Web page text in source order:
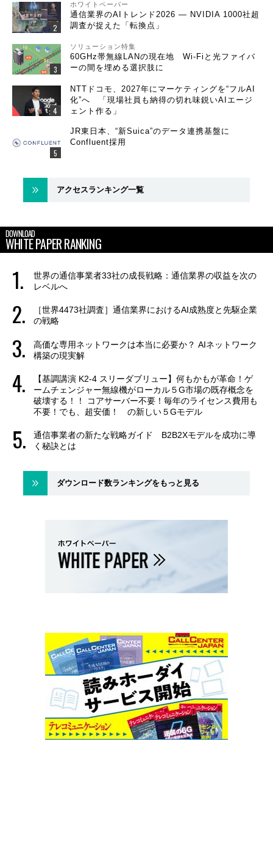
ホワイトペーパー
通信業界のAIトレンド2026 ― NVIDIA 1000社超
調査が捉えた「転換点」
ソリューション特集
60GHz帯無線LANの現在地 Wi-Fiと光ファイバ
ーの間を埋める選択肢に
NTTドコモ、2027年にマーケティングを“フルAI
化”へ 「現場社員も納得の切れ味鋭いAIエージ
ェント作る」
JR東日本、“新Suica”のデータ連携基盤に
Confluent採用
アクセスランキング一覧
DOWNLOAD
WHITE PAPER RANKING
世界の通信事業者33社の成長戦略：通信業界の収益を次の
レベルへ
［世界4473社調査］通信業界におけるAI成熟度と先駆企業
の戦略
高価な専用ネットワークは本当に必要か？ AIネットワーク
構築の現実解
【基調講演 K2-4 スリーダブリュー】何もかもが革命！ゲ
ームチェンジャー無線機がローカル５G市場の既存概念を
破壊する！！ コアサーバー不要！毎年のライセンス費用も
不要！でも、超安価！ の新しい５Gモデル
通信事業者の新たな戦略ガイド B2B2Xモデルを成功に導
く秘訣とは
ダウンロード数ランキングをもっと見る